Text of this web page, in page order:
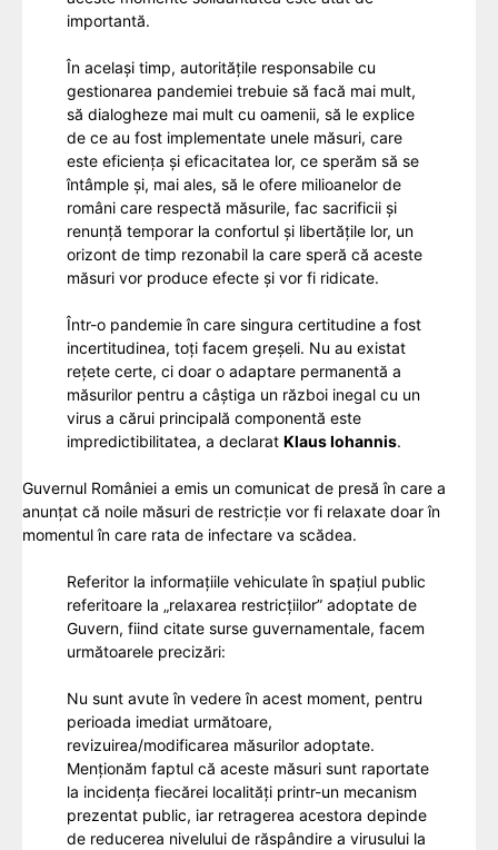
importantă.
În același timp, autoritățile responsabile cu
gestionarea pandemiei trebuie să facă mai mult,
să dialogheze mai mult cu oamenii, să le explice
de ce au fost implementate unele măsuri, care
este eficiența și eficacitatea lor, ce sperăm să se
întâmple și, mai ales, să le ofere milioanelor de
români care respectă măsurile, fac sacrificii și
renunță temporar la confortul și libertățile lor, un
orizont de timp rezonabil la care speră că aceste
măsuri vor produce efecte și vor fi ridicate.
Într-o pandemie în care singura certitudine a fost
incertitudinea, toți facem greșeli. Nu au existat
rețete certe, ci doar o adaptare permanentă a
măsurilor pentru a câștiga un război inegal cu un
virus a cărui principală componentă este
impredictibilitatea, a declarat Klaus Iohannis.
Guvernul României a emis un comunicat de presă în care a
anunțat că noile măsuri de restricție vor fi relaxate doar în
momentul în care rata de infectare va scădea.
Referitor la informațiile vehiculate în spațiul public
referitoare la „relaxarea restricțiilor” adoptate de
Guvern, fiind citate surse guvernamentale, facem
următoarele precizări:
Nu sunt avute în vedere în acest moment, pentru
perioada imediat următoare,
revizuirea/modificarea măsurilor adoptate.
Menționăm faptul că aceste măsuri sunt raportate
la incidența fiecărei localități printr-un mecanism
prezentat public, iar retragerea acestora depinde
de reducerea nivelului de răspândire a virusului la